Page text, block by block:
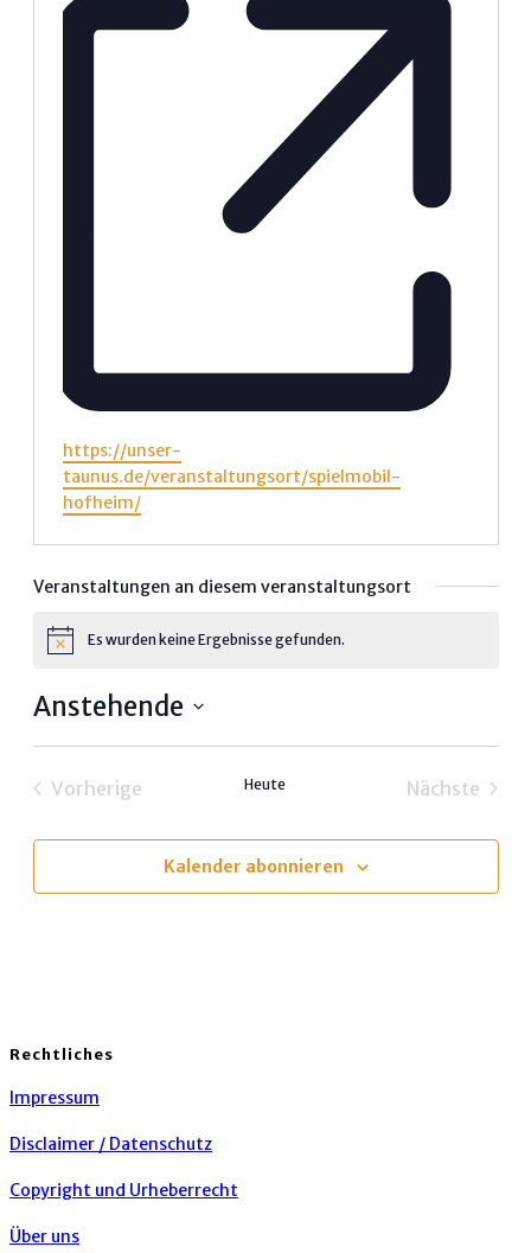
Webseite
https://unser-
taunus.de/veranstaltungsort/spielmobil-
hofheim/
Veranstaltungen an diesem veranstaltungsort
HinweisEs wurden keine Ergebnisse gefunden.
Anstehende
Vorherige
Heute
Nächste
Kalender abonnieren
Rechtliches
Impressum
Disclaimer / Datenschutz
Copyright und Urheberrecht
Über uns